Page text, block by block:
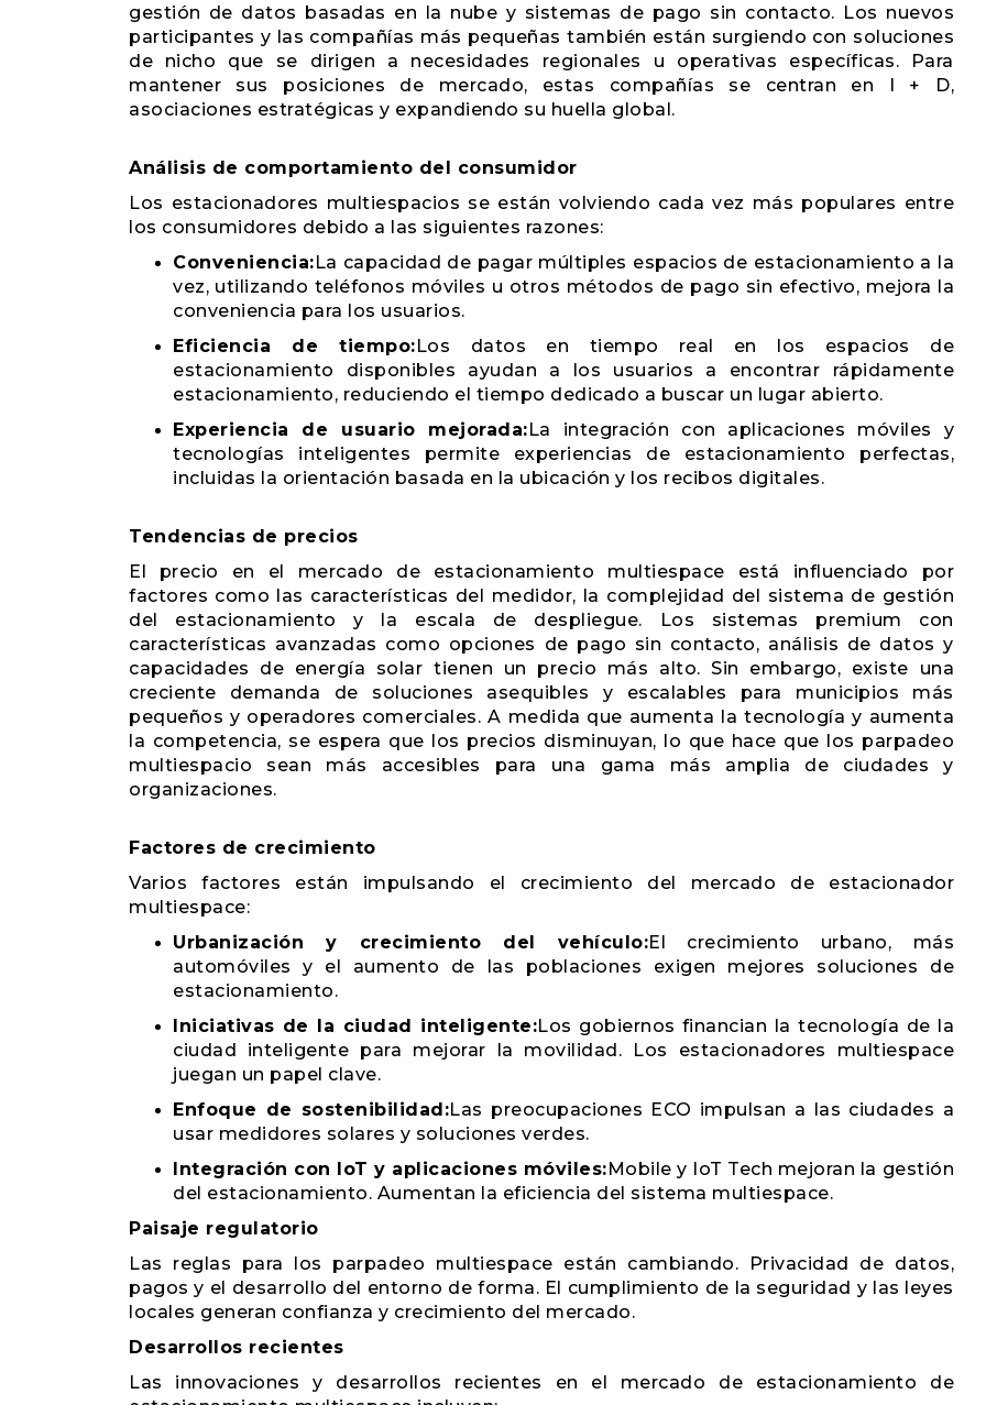
gestión de datos basadas en la nube y sistemas de pago sin contacto. Los nuevos
participantes y las compañías más pequeñas también están surgiendo con soluciones
de nicho que se dirigen a necesidades regionales u operativas específicas. Para
mantener sus posiciones de mercado, estas compañías se centran en I + D,
asociaciones estratégicas y expandiendo su huella global.
Análisis de comportamiento del consumidor
Los estacionadores multiespacios se están volviendo cada vez más populares entre
los consumidores debido a las siguientes razones:
Conveniencia:La capacidad de pagar múltiples espacios de estacionamiento a la
vez, utilizando teléfonos móviles u otros métodos de pago sin efectivo, mejora la
conveniencia para los usuarios.
Eficiencia de tiempo:Los datos en tiempo real en los espacios de
estacionamiento disponibles ayudan a los usuarios a encontrar rápidamente
estacionamiento, reduciendo el tiempo dedicado a buscar un lugar abierto.
Experiencia de usuario mejorada:La integración con aplicaciones móviles y
tecnologías inteligentes permite experiencias de estacionamiento perfectas,
incluidas la orientación basada en la ubicación y los recibos digitales.
Tendencias de precios
El precio en el mercado de estacionamiento multiespace está influenciado por
factores como las características del medidor, la complejidad del sistema de gestión
del estacionamiento y la escala de despliegue. Los sistemas premium con
características avanzadas como opciones de pago sin contacto, análisis de datos y
capacidades de energía solar tienen un precio más alto. Sin embargo, existe una
creciente demanda de soluciones asequibles y escalables para municipios más
pequeños y operadores comerciales. A medida que aumenta la tecnología y aumenta
la competencia, se espera que los precios disminuyan, lo que hace que los parpadeo
multiespacio sean más accesibles para una gama más amplia de ciudades y
organizaciones.
Factores de crecimiento
Varios factores están impulsando el crecimiento del mercado de estacionador
multiespace:
Urbanización y crecimiento del vehículo:El crecimiento urbano, más
automóviles y el aumento de las poblaciones exigen mejores soluciones de
estacionamiento.
Iniciativas de la ciudad inteligente:Los gobiernos financian la tecnología de la
ciudad inteligente para mejorar la movilidad. Los estacionadores multiespace
juegan un papel clave.
Enfoque de sostenibilidad:Las preocupaciones ECO impulsan a las ciudades a
usar medidores solares y soluciones verdes.
Integración con IoT y aplicaciones móviles:Mobile y IoT Tech mejoran la gestión
del estacionamiento. Aumentan la eficiencia del sistema multiespace.
Paisaje regulatorio
Las reglas para los parpadeo multiespace están cambiando. Privacidad de datos,
pagos y el desarrollo del entorno de forma. El cumplimiento de la seguridad y las leyes
locales generan confianza y crecimiento del mercado.
Desarrollos recientes
Las innovaciones y desarrollos recientes en el mercado de estacionamiento de